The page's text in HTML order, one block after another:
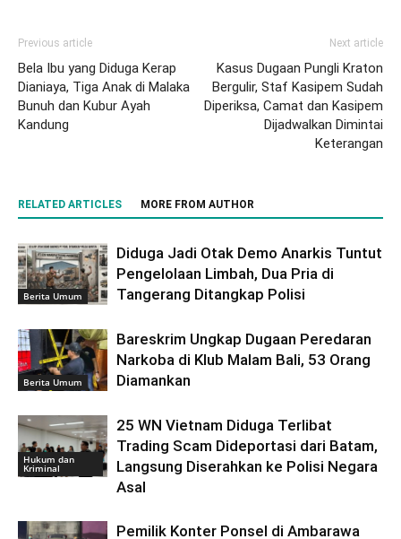
Previous article
Bela Ibu yang Diduga Kerap
Dianiaya, Tiga Anak di Malaka
Bunuh dan Kubur Ayah
Kandung
Next article
Kasus Dugaan Pungli Kraton
Bergulir, Staf Kasipem Sudah
Diperiksa, Camat dan Kasipem
Dijadwalkan Dimintai
Keterangan
RELATED ARTICLES MORE FROM AUTHOR
Berita Umum
Diduga Jadi Otak Demo Anarkis Tuntut
Pengelolaan Limbah, Dua Pria di
Tangerang Ditangkap Polisi
Berita Umum
Bareskrim Ungkap Dugaan Peredaran
Narkoba di Klub Malam Bali, 53 Orang
Diamankan
Hukum dan
Kriminal
25 WN Vietnam Diduga Terlibat
Trading Scam Dideportasi dari Batam,
Langsung Diserahkan ke Polisi Negara
Asal
Pemilik Konter Ponsel di Ambarawa